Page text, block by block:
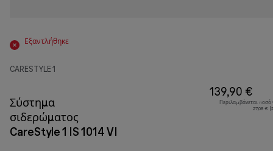
Εξαντλήθηκε
CARESTYLE 1
Σύστημα
σιδερώματος
CareStyle 1 IS 1014 VI
139,90 €
Περιλαμβάνεται
27,08 €